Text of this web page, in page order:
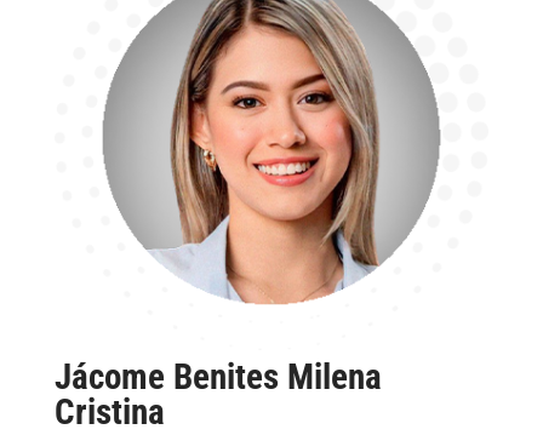
Jácome Benites Milena
Cristina